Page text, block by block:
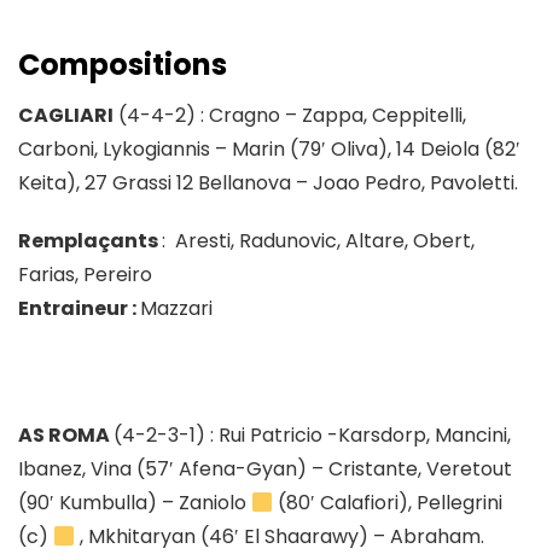
Compositions
CAGLIARI (4-4-2) : Cragno – Zappa, Ceppitelli,
Carboni, Lykogiannis – Marin (79′ Oliva), 14 Deiola (82′
Keita), 27 Grassi 12 Bellanova – Joao Pedro, Pavoletti.
Remplaçants: Aresti, Radunovic, Altare, Obert,
Farias, Pereiro
Entraineur :Mazzari
AS ROMA(4-2-3-1) : Rui Patricio -Karsdorp, Mancini,
Ibanez, Vina (57′ Afena-Gyan) – Cristante, Veretout
(90′ Kumbulla) – Zaniolo
(80′ Calafiori), Pellegrini
(c)
, Mkhitaryan (46′ El Shaarawy) – Abraham.